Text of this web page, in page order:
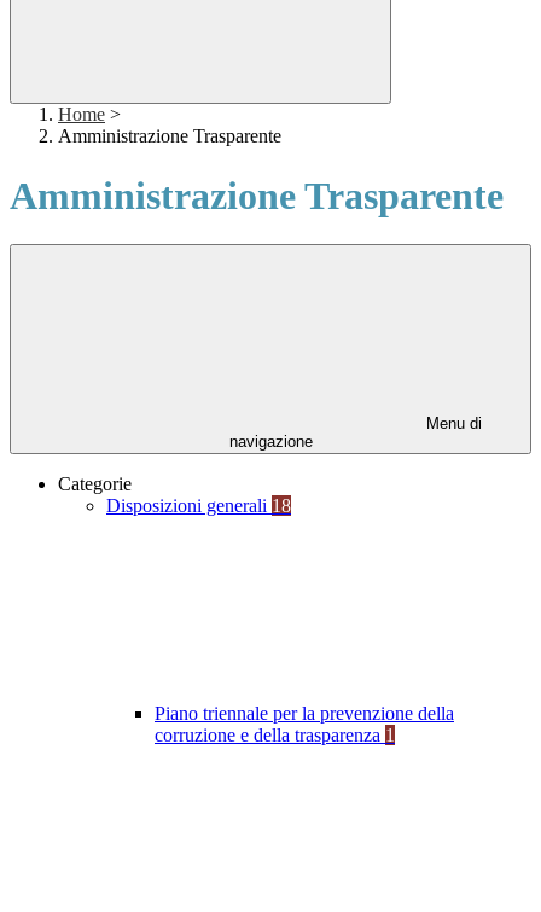
Home >
Amministrazione Trasparente
Amministrazione Trasparente
Menu di
navigazione
Categorie
Disposizioni generali 18
Piano triennale per la prevenzione della
corruzione e della trasparenza 1